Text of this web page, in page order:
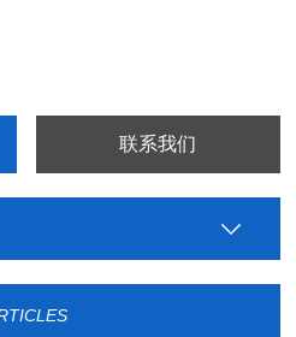
联系我们